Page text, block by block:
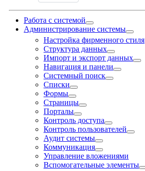
Работа с системой
Администрирование системы
Настройка фирменного стиля
Структура данных
Импорт и экспорт данных
Навигация и панели
Системный поиск
Списки
Фoрмы
Страницы
Порталы
Контроль доступа
Контроль пользователей
Аудит системы
Коммуникация
Управление вложениями
Вспомогательные элементы